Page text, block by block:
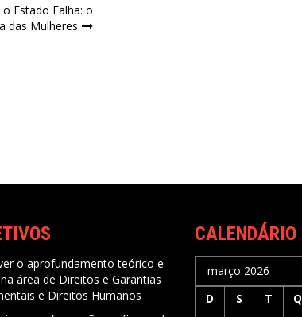
Estado Falha: o
das Mulheres
o aprofundamento teórico e
área de Direitos e Garantias
e Direitos Humanos
CALENDÁRIO
março 2026
D
S T Q